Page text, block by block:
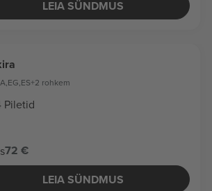
LEIA SÜNDMUS
,EG,ES+2 rohkem
Piletid
72 €
LEIA SÜNDMUS